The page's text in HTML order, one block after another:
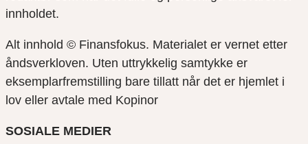
innholdet.
Alt innhold © Finansfokus. Materialet er vernet etter
åndsverkloven. Uten uttrykkelig samtykke er
eksemplarfremstilling bare tillatt når det er hjemlet i
lov eller avtale med Kopinor
SOSIALE MEDIER